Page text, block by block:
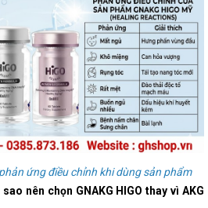
ứng điều chỉnh khi dùng sản phẩm
nên chọn GNAKG HIGO thay vì AKG